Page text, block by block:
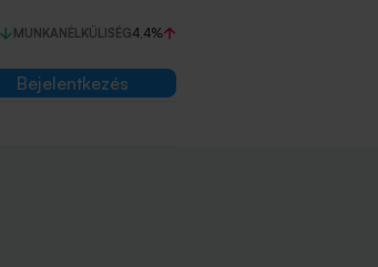
MUNKANÉLKÜLISÉG4,4%
Bejelentkezés